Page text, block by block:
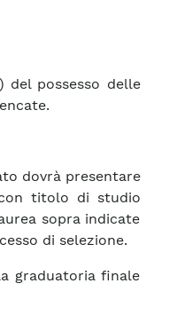
possesso delle
dovrà presentare
titolo di studio
sopra indicate
di selezione.
graduatoria finale